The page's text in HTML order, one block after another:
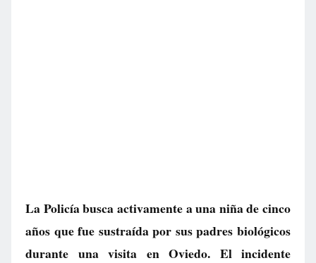
La Policía busca activamente a una niña de cinco
años que fue sustraída por sus padres biológicos
durante una visita en Oviedo. El incidente